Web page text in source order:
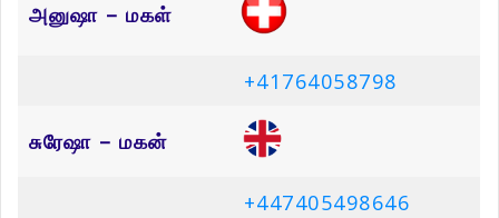
அனுஷா – மகள்
+41764058798
சுரேஷா – மகன்
+447405498646